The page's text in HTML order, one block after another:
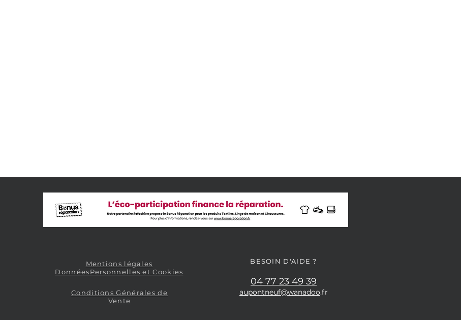
Mentions légales
DonnéesPersonnelles et Cookies
Conditions Générales de
Vente
BESOIN D'AIDE ?
04 77 23 49 39
aupontneuf@wanadoo.fr